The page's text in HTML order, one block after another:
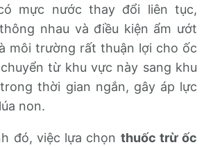
mực nước thay đổi liên tục,
nhau và điều kiện ẩm ướt
môi trường rất thuận lợi cho ốc
từ khu vực này sang khu
thời gian ngắn, gây áp lực
non.
đó, việc lựa chọn thuốc trừ ốc